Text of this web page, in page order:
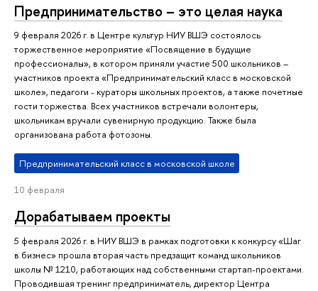
Предпринимательство – это целая наука
9 февраля 2026 г. в Центре культур НИУ ВШЭ состоялось
торжественное мероприятие «Посвящение в будущие
профессионалы», в котором приняли участие 500 школьников –
участников проекта «Предпринимательский класс в московской
школе», педагоги - кураторы школьных проектов, а также почетные
гости торжества. Всех участников встречали волонтеры,
школьникам вручали сувенирную продукцию. Также была
организована работа фотозоны.
Предпринимательский класс в московской школе
10 февраля
Дорабатываем проекты
5 февраля 2026 г. в НИУ ВШЭ в рамках подготовки к конкурсу «Шаг
в бизнес» прошла вторая часть предзащит команд школьников
школы № 1210, работающих над собственными стартап-проектами.
Проводившая тренинг предприниматель, директор Центра